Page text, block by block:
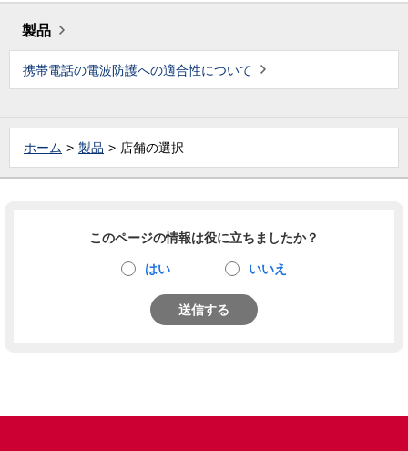
製品
携帯電話の電波防護への適合性について
ホーム 製品 店舗の選択
このページの情報は役に立ちましたか？
はい いいえ
送信する